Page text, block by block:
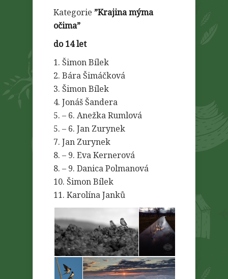
Kategorie ”Krajina mýma
očima”
do 14 let
1. Šimon Bílek
2. Bára Šimáčková
3. Šimon Bílek
4. Jonáš Šandera
5. – 6. Anežka Rumlová
5. – 6. Jan Zurynek
7. Jan Zurynek
8. – 9. Eva Kernerová
8. – 9. Danica Polmanová
10. Šimon Bílek
11. Karolína Janků